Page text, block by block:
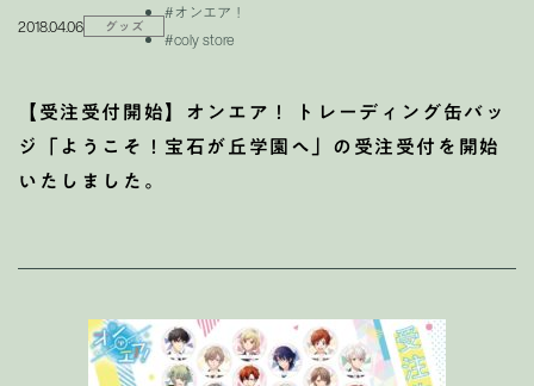
2018.04.06 グッズ
#オンエア！
#coly store
【受注受付開始】オンエア！ トレーディング缶バッ
ジ「ようこそ！宝石が丘学園へ」の受注受付を開始
いたしました。